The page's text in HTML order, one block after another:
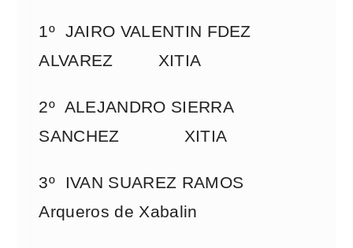
1º JAIRO VALENTIN FDEZ
ALVAREZ XITIA
2º ALEJANDRO SIERRA
SANCHEZ XITIA
3º IVAN SUAREZ RAMOS
Arqueros de Xabalin